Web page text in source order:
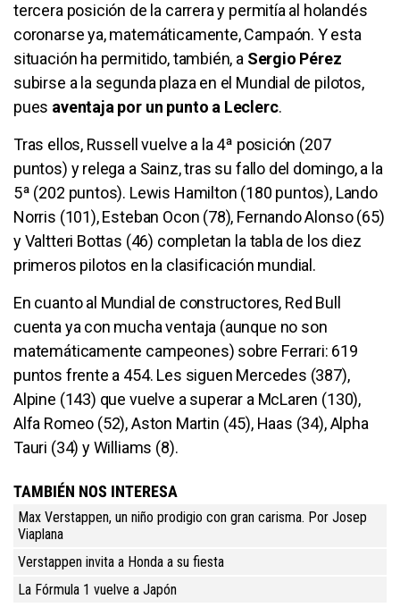
tercera posición de la carrera y permitía al holandés
coronarse ya, matemáticamente, Campaón. Y esta
situación ha permitido, también, a Sergio Pérez
subirse a la segunda plaza en el Mundial de pilotos,
pues aventaja por un punto a Leclerc.
Tras ellos, Russell vuelve a la 4ª posición (207
puntos) y relega a Sainz, tras su fallo del domingo, a la
5ª (202 puntos). Lewis Hamilton (180 puntos), Lando
Norris (101), Esteban Ocon (78), Fernando Alonso (65)
y Valtteri Bottas (46) completan la tabla de los diez
primeros pilotos en la clasificación mundial.
En cuanto al Mundial de constructores, Red Bull
cuenta ya con mucha ventaja (aunque no son
matemáticamente campeones) sobre Ferrari: 619
puntos frente a 454. Les siguen Mercedes (387),
Alpine (143) que vuelve a superar a McLaren (130),
Alfa Romeo (52), Aston Martin (45), Haas (34), Alpha
Tauri (34) y Williams (8).
TAMBIÉN NOS INTERESA
Max Verstappen, un niño prodigio con gran carisma. Por Josep
Viaplana
Verstappen invita a Honda a su fiesta
La Fórmula 1 vuelve a Japón